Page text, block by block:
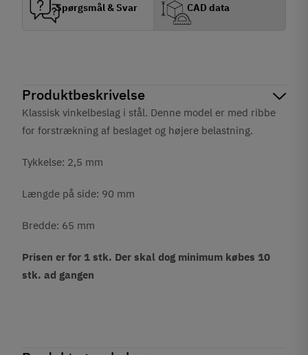
Produktbeskrivelse
Klassisk vinkelbeslag i stål. Denne model er med ribbe
for forstrækning af beslaget og højere belastning.
Tykkelse: 2,5 mm
Længde på side: 90 mm
Bredde: 65 mm
Prisen er for 1 stk. Der skal dog minimum købes 10
stk. ad gangen
Spørgsmål & Svar CAD data